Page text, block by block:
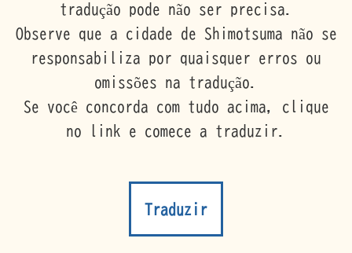
tradução pode não ser precisa.
Observe que a cidade de Shimotsuma não se
responsabiliza por quaisquer erros ou
omissões na tradução.
Se você concorda com tudo acima, clique
no link e comece a traduzir.
Traduzir